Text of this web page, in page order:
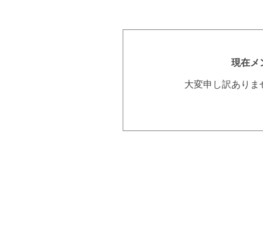
現在メ
大変申し訳あり